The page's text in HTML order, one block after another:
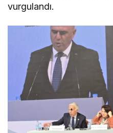
vurgulandı.